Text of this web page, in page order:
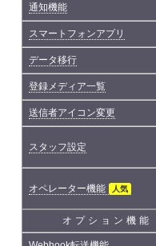
通知機能
スマートフォンアプリ
データ移行
登録メディア一覧
送信者アイコン変更
スタッフ設定
オペレーター機能 人気
オプション機能